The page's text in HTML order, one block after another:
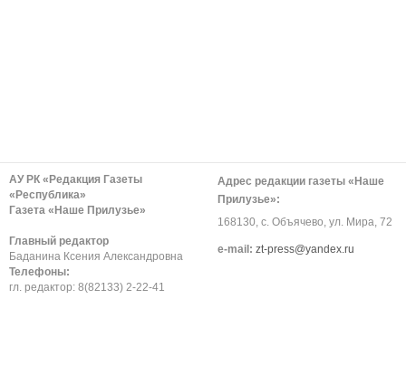
АУ РК «Редакция Газеты
«Республика»
Газета «Наше Прилузье»
Главный редактор
Баданина Ксения Александровна
Телефоны:
гл. редактор: 8(82133) 2-22-41
Адрес редакции газеты «Наше
Прилузье»:
168130, с. Объячево, ул. Мира, 72
е-mail: zt-press@yandex.ru